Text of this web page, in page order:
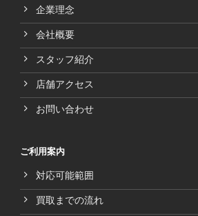
企業理念
会社概要
スタッフ紹介
店舗アクセス
お問い合わせ
ご利用案内
対応可能範囲
買取までの流れ